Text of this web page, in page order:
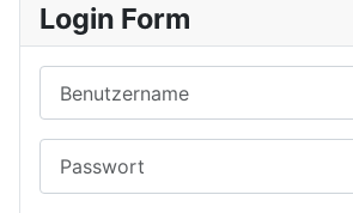
Login Form